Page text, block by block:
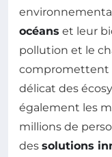
océans et leur
pollution et le
compromettent
délicat des
également les
millions de
des solutions